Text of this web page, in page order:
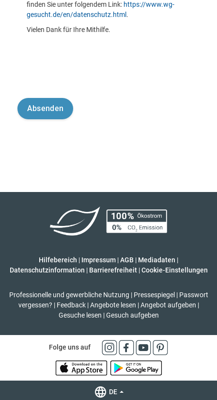
finden Sie unter folgendem Link: https://www.wg-
gesucht.de/en/datenschutz.html .
Vielen Dank für Ihre Mithilfe.
Hilfebereich | Impressum |AGB | Mediadaten |
Datenschutzinformation | Barrierefreiheit | Cookie-Einstellungen
Professionelle und gewerbliche Nutzung | Pressespiegel | Passwort
vergessen? | Feedback | Angebote lesen | Angebot aufgeben |
Gesuche lesen | Gesuch aufgeben
Folge uns auf
DE